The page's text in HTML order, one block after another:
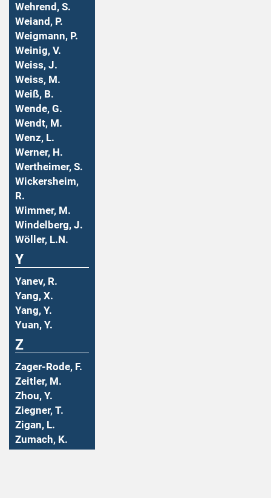
Wehrend, S.
Weiand, P.
Weigmann, P.
Weinig, V.
Weiss, J.
Weiss, M.
Weiß, B.
Wende, G.
Wendt, M.
Wenz, L.
Werner, H.
Wertheimer, S.
Wickersheim,
R.
Wimmer, M.
Windelberg, J.
Wöller, L.N.
Y
Yanev, R.
Yang, X.
Yang, Y.
Yuan, Y.
Z
Zager-Rode, F.
Zeitler, M.
Zhou, Y.
Ziegner, T.
Zigan, L.
Zumach, K.